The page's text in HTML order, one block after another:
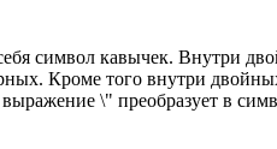
символ кавычек. Внутри
Кроме того внутри
\" преобразует в